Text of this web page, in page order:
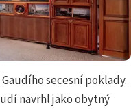
secesní poklady.
navrhl jako obytný